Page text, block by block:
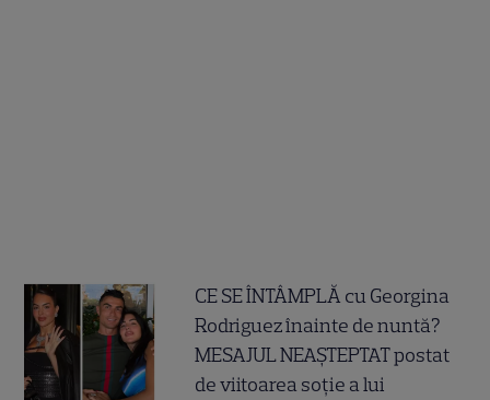
CE SE ÎNTÂMPLĂ cu Georgina
Rodriguez înainte de nuntă?
MESAJUL NEAȘTEPTAT postat
de viitoarea soție a lui